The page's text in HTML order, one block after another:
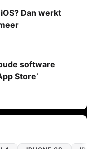
Dan werkt
software
Store’